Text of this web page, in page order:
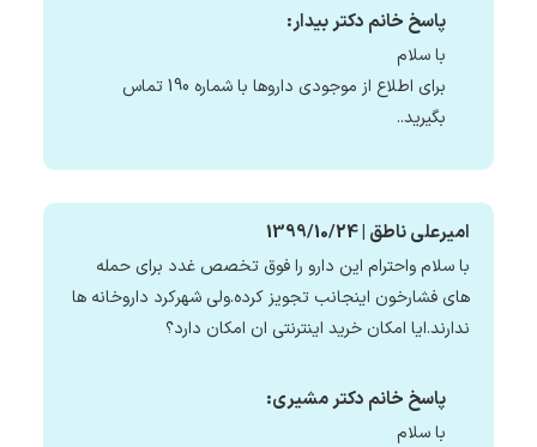
پاسخ خانم دکتر بیدار:
با سلام
برای اطلاع از موجودی داروها با شماره 190 تماس
بگیرید..
امیرعلی ناطق | 1399/10/24
با سلام واحترام این دارو را فوق تخصص غدد برای حمله
های فشارخون اینجانب تجویز کرده.ولی شهرکرد داروخانه ها
ندارند.ایا امکان خرید اینترنتی ان امکان دارد؟
پاسخ خانم دکتر مشیری:
با سلام